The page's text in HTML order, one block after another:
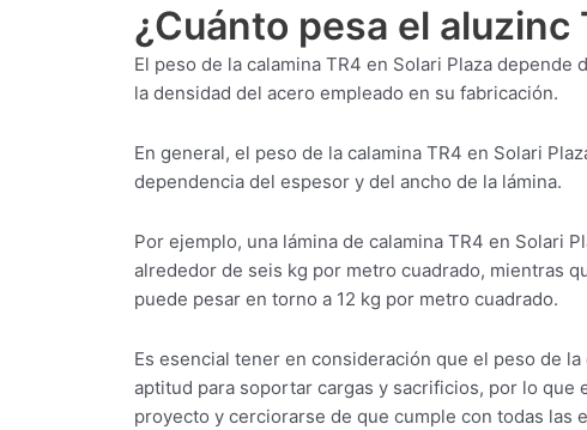
¿Cuánto pesa el aluzinc
El peso de la calamina TR4 en Solari Plaza
la densidad del acero empleado en su fabricación.
En general, el peso de la calamina TR4 en Solari
dependencia del espesor y del ancho de la lámina.
Por ejemplo, una lámina de calamina TR4 en Solari
alrededor de seis kg por metro cuadrado, mientras
puede pesar en torno a 12 kg por metro cuadrado.
Es esencial tener en consideración que el peso de
aptitud para soportar cargas y sacrificios, por lo que
proyecto y cerciorarse de que cumple con todas las